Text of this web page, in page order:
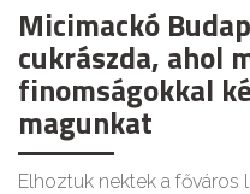
Micimackó
cukrászda, ahol
finomságokkal
magunkat
Elhoztuk nektek a főváros